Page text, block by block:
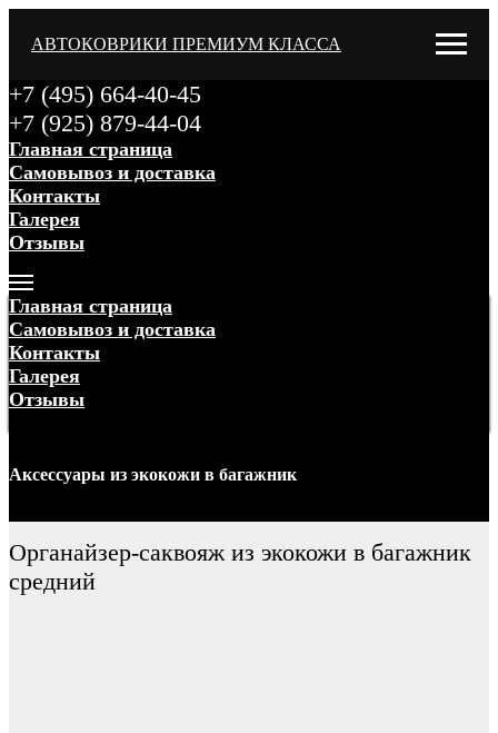
АВТОКОВРИКИ ПРЕМИУМ КЛАССА
+7 (495) 664-40-45
+7 (925) 879-44-04
Главная страница
Самовывоз и доставка
Контакты
Галерея
Отзывы
Главная страница
Самовывоз и доставка
Контакты
Галерея
Отзывы
Аксессуары из экокожи в багажник
Органайзер-саквояж из экокожи в багажник
средний